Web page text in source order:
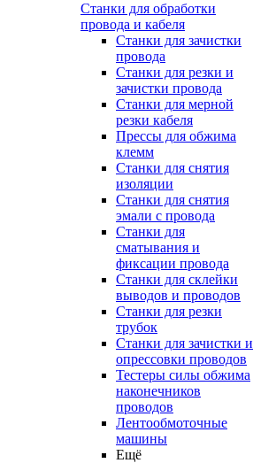
Станки для обработки
провода и кабеля
Станки для зачистки
провода
Станки для резки и
зачистки провода
Станки для мерной
резки кабеля
Прессы для обжима
клемм
Станки для снятия
изоляции
Станки для снятия
эмали с провода
Станки для
сматывания и
фиксации провода
Станки для склейки
выводов и проводов
Станки для резки
трубок
Станки для зачистки и
опрессовки проводов
Тестеры силы обжима
наконечников
проводов
Лентообмоточные
машины
Ещё